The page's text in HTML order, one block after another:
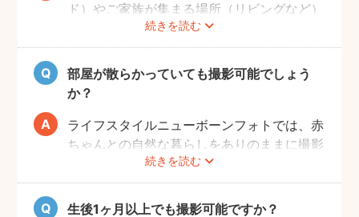
続きを読む
ド）やご家族が集まる場所（リビングなど）
を中心に撮影します。撮影可能な場所や、撮
影NGの場所については事前にフォトグラフ
ァーと打ち合わせをお願いします。
部屋が散らかっていても撮影可能でしょう
か？
続きを読む
ライフスタイルニューボーンフォトでは、赤
ちゃんとの自然な暮らしをありのままに撮影
します。ご自身が気にならなければ、掃除や
片付けは必ずしも必要ではありません。も
し、お部屋の様子が気になる場合は、事前に
生後1ヶ月以上でも撮影可能ですか？